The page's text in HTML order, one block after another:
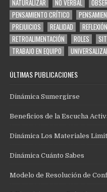
NATURALIZAR
NO VERBAL
PENSAMIENTO CRÍTICO
PREJUICIOS
REALIDAD REFLEXIÓN
RETROALIMENTACIÓN
ROLES
TRABAJO EN EQUIPO
ÚLTIMAS PUBLICACIONES
Dinámica Sumergirse
Beneficios de la Escucha
Dinámica Los Materiales
Dinámica Cuánto Sabes
Modelo de Resolución de